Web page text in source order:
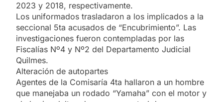
2023 y 2018, respectivamente.
Los uniformados trasladaron a los implicados a la
seccional 5ta acusados de “Encubrimiento”. Las
investigaciones fueron contempladas por las
Fiscalías Nº4 y Nº2 del Departamento Judicial
Quilmes.
Alteración de autopartes
Agentes de la Comisaría 4ta hallaron a un hombre
que manejaba un rodado “Yamaha” con el motor y